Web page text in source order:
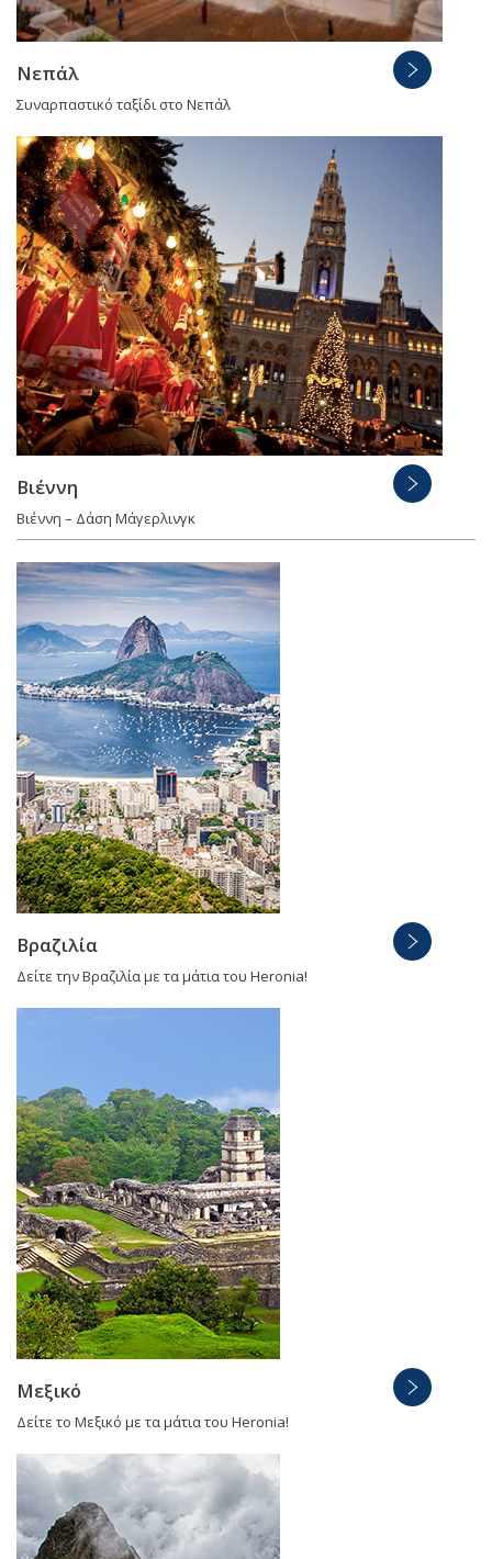
Νεπάλ
Συναρπαστικό ταξίδι στο Νεπάλ
Βιέννη
Βιέννη – Δάση Μάγερλινγκ
Βραζιλία
Δείτε την Βραζιλία με τα μάτια του Heronia!
Μεξικό
Δείτε το Μεξικό με τα μάτια του Heronia!